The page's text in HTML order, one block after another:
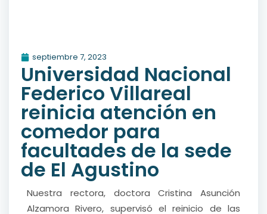
septiembre 7, 2023
Universidad Nacional
Federico Villareal
reinicia atención en
comedor para
facultades de la sede
de El Agustino
Nuestra rectora, doctora Cristina Asunción
Alzamora Rivero, supervisó el reinicio de las